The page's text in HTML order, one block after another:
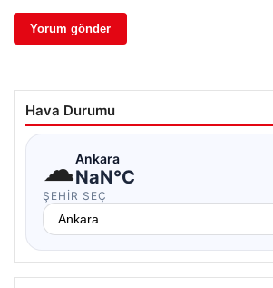
Hava Durumu
☁Ankara
NaN°C
ŞEHIR SEÇ